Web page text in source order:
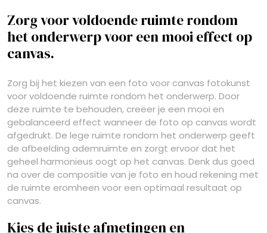
Zorg voor voldoende ruimte rondom
het onderwerp voor een mooi effect op
canvas.
Zorg bij het kiezen van een foto voor canvas fotokunst
voor voldoende ruimte rondom het onderwerp. Door
deze ruimte te behouden, creëer je een mooi en
gebalanceerd effect wanneer de foto op canvas wordt
afgedrukt. De lege ruimte rondom het onderwerp geeft
de afbeelding ademruimte en zorgt ervoor dat het
geheel harmonieus oogt op het canvas. Denk dus goed
na over de compositie van je foto en houd rekening met
de ruimte eromheen voor een optimaal resultaat op
canvas.
Kies de juiste afmetingen en